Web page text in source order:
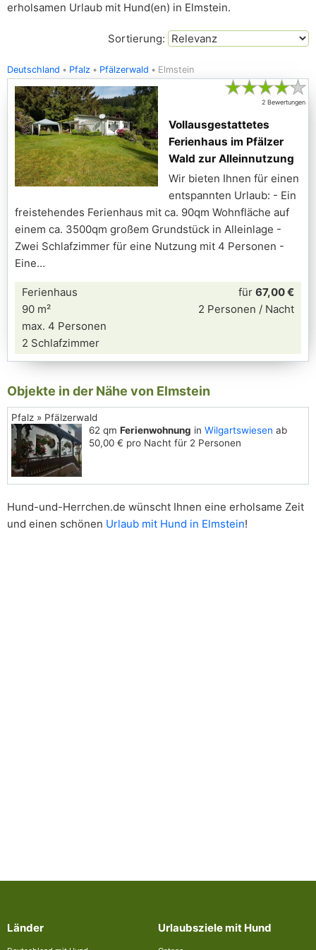
erholsamen Urlaub mit Hund(en) in Elmstein.
Sortierung:
Deutschland Pfalz Pfälzerwald Elmstein
★★★★★
2 Bewertungen
Vollausgestattetes
Ferienhaus im Pfälzer
Wald zur Alleinnutzung
Wir bieten Ihnen für einen
entspannten Urlaub: - Ein
freistehendes Ferienhaus mit ca. 90qm Wohnfläche auf
einem ca. 3500qm großem Grundstück in Alleinlage -
Zwei Schlafzimmer für eine Nutzung mit 4 Personen -
Eine
Ferienhaus
90 m²
max. 4 Personen
2 Schlafzimmer
für 67,00 €
2 Personen / Nacht
Objekte in der Nähe von Elmstein
Pfalz » Pfälzerwald
62 qm Ferienwohnung in Wilgartswiesen ab
50,00 € pro Nacht für 2 Personen
Hund-und-Herrchen.de wünscht Ihnen eine erholsame Zeit
und einen schönen Urlaub mit Hund in Elmstein!
Länder Urlaubsziele mit Hund